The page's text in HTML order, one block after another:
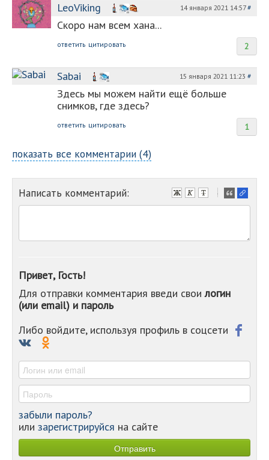
LeoViking 14 января 2021 14:57#
Скоро нам всем хана...
2
ответить цитировать
Sabai 15 января 2021 11:23 #
Здесь мы можем найти ещё больше
снимков, где здесь?
1
ответить цитировать
показать все комментарии (4)
Написать комментарий:
-
-
-
-
-
Привет, Гость!
Для отправки комментария введи своилогин
(или email) и пароль
Либо войдите, используя профиль в соцсети
забыли пароль?
или зарегистрируйся на сайте